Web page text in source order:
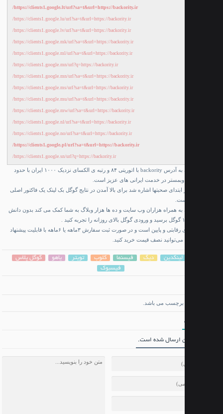
https://clients1.google.lt/url?sa=t&url=https://backority.ir/
https://clients1.google.lu/url?sa=t&url=https://backority.ir/
https://clients1.google.lv/url?sa=t&url=https://backority.ir/
https://clients1.google.mk/url?sa=t&url=https://backority.ir/
https://clients1.google.ml/url?sa=t&url=https://backority.ir/
https://clients1.google.mn/url?q=https://backority.ir/
https://clients1.google.mn/url?sa=t&url=https://backority.ir/
https://clients1.google.ms/url?sa=t&url=https://backority.ir/
https://clients1.google.mu/url?sa=t&url=https://backority.ir/
https://clients1.google.mw/url?sa=t&url=https://backority.ir/
https://clients1.google.nl/url?sa=t&url=https://backority.ir/
https://clients1.google.no/url?sa=t&url=https://backority.ir/
https://clients1.google.pl/url?sa=t&url=https://backority.ir/
https://clients1.google.sn/url?q=https://backority.ir/
به آدرس backority با اتوریتی ۸۴ و رتبه ی الکسای نزدیک ۱۰۰۰ ایران با حدود
صحبتها اشاره شد برای بالا آمدن در نتایج گوگل بک لینک یک فاکتور اصلی
به همراه هزاران وب سایت و ده ها هزار وبلاگ به شما کمک می کند بدون دانش
و پایین است و در صورت ثبت سفارش ۳ماهه یا ۶ماهه با قابلیت پیشنهاد
می‌توانید نصف قیمت خرید کنید.
دیگ فیسنما کلوب تویتر یاهو
گوگل پلاس
برچسب می باشد.